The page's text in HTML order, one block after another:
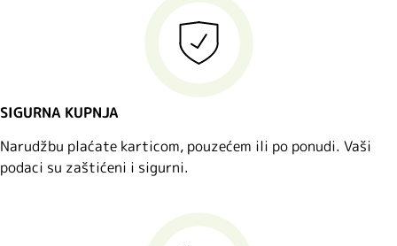
SIGURNA KUPNJA
Narudžbu plaćate karticom, pouzećem ili po ponudi. Vaši
podaci su zaštićeni i sigurni.